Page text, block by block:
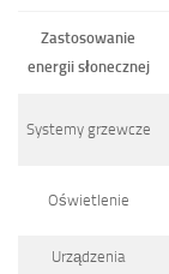
Zastosowanie
energii słonecznej
Systemy grzewcze
Oświetlenie
Urządzenia